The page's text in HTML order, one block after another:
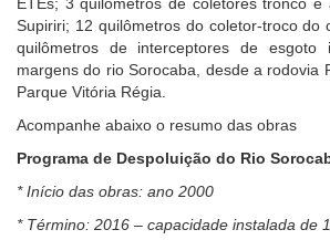
Supiriri; 12 quilômetros do coletor-troco do
quilômetros de interceptores de esgoto
margens do rio Sorocaba, desde a rodovia
Parque Vitória Régia.
Acompanhe abaixo o resumo das obras
Programa de Despoluição do Rio
* Início das obras: ano 2000
* Término: 2016 – capacidade instalada de